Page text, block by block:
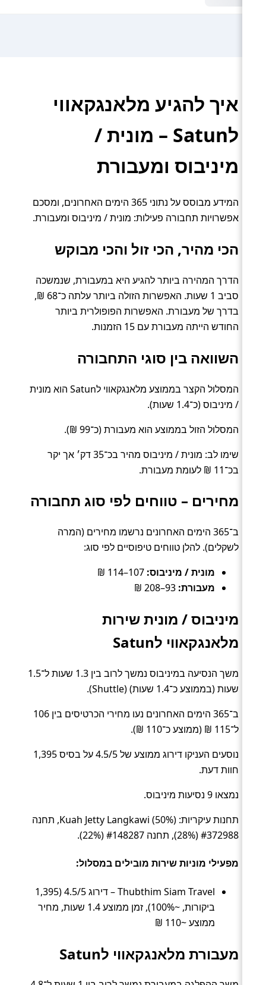
איך להגיע מלאנגקאווי
לSatun – מונית /
מיניבוס ומעבורת
המידע מבוסס על נתוני 365 הימים האחרונים, ומסכם
אפשרויות תחבורה פעילות: מונית / מיניבוס ומעבורת.
הכי מהיר, הכי זול והכי מבוקש
הדרך המהירה ביותר להגיע היא במעבורת, שנמשכה
סביב 1 שעות. האפשרות הזולה ביותר עלתה כ־68 ₪,
בדרך של מעבורת. האפשרות הפופולרית ביותר
החודש הייתה מעבורת עם 15 הזמנות.
השוואה בין סוגי התחבורה
המסלול הקצר בממוצע מלאנגקאווי לSatun הוא מונית
/ מיניבוס (כ־1.4 שעות).
המסלול הזול בממוצע הוא מעבורת (כ־99 ₪).
שימו לב: מונית / מיניבוס מהיר בכ־35 דק׳ אך יקר
בכ־11 ₪ לעומת מעבורת.
מחירים – טווחים לפי סוג תחבורה
ב־365 הימים האחרונים נרשמו מחירים (המרה
לשקלים). להלן טווחים טיפוסיים לפי סוג:
מונית / מיניבוס:
מעבורת:
מיניבוס / מונית שירות
מלאנגקאווי לSatun
משך הנסיעה במיניבוס נמשך לרוב בין 1.3 שעות ל־1.5
שעות (בממוצע כ־1.4 שעות) (Shuttle).
ב־365 הימים האחרונים נעו מחירי הכרטיסים בין 106
ל־115 ₪ (ממוצע כ־110 ₪).
נוסעים העניקו דירוג ממוצע של 4.5/5 על בסיס 1,395
חוות דעת.
נמצאו 9 נסיעות מיניבוס.
תחנות עיקריות: Kuah Jetty Langkawi (50%), תחנה
#372988 (28%), תחנה #148287 (22%).
מפעילי מוניות שירות מובילים במסלול:
Thubthim Siam Travel – דירוג 4.5/5 (1,395
ביקורות, ~100%), זמן ממוצע 1.4 שעות, מחיר
ממוצע ~110 ₪
מעבורת מלאנגקאווי לSatun